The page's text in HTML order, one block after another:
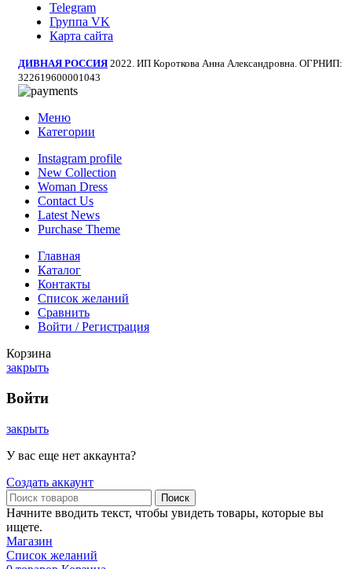
Telegram
Группа VK
Карта сайта
ДИВНАЯ РОССИЯ 2022. ИП Короткова Анна Александровна. ОГРНИП:
322619600001043
Меню
Категории
Instagram profile
New Collection
Woman Dress
Contact Us
Latest News
Purchase Theme
Главная
Каталог
Контакты
Список желаний
Сравнить
Войти / Регистрация
Корзина
закрыть
Войти
закрыть
У вас еще нет аккаунта?
Создать аккаунт
Поиск
Начните вводить текст, чтобы увидеть товары, которые вы
ищете.
Магазин
Список желаний